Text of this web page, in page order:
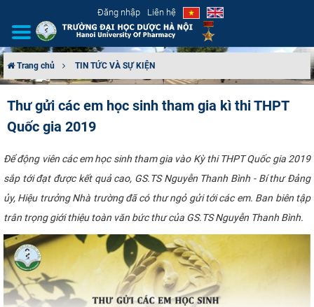
Đăng nhập Liên hệ
CƠ CẤU TỔ CHỨC
TUYỂN SINH
ĐÀO TẠO
KHOA HỌC CÔNG NGHỆ
HTQT
Trang chủ TIN TỨC VÀ SỰ KIỆN
Thư gửi các em học sinh tham gia kì thi THPT
Quốc gia 2019
Để động viên các em học sinh tham gia vào Kỳ thi THPT Quốc gia 2019
sắp tới đạt được kết quả cao, GS.TS Nguyễn Thanh Bình - Bí thư Đảng
ủy, Hiệu trưởng Nhà trường đã có thư ngỏ gửi tới các em. Ban biên tập
trân trọng giới thiệu toàn văn bức thư của GS.TS Nguyễn Thanh Bình. ​